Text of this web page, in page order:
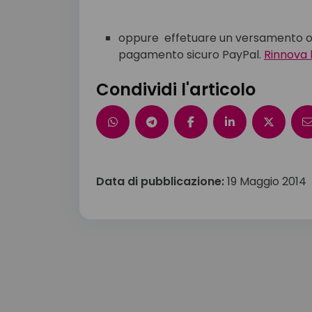
oppure effetuare un versamento
pagamento sicuro PayPal.
Condividi l'articolo
Data di pubblicazione:19 Maggio 2014